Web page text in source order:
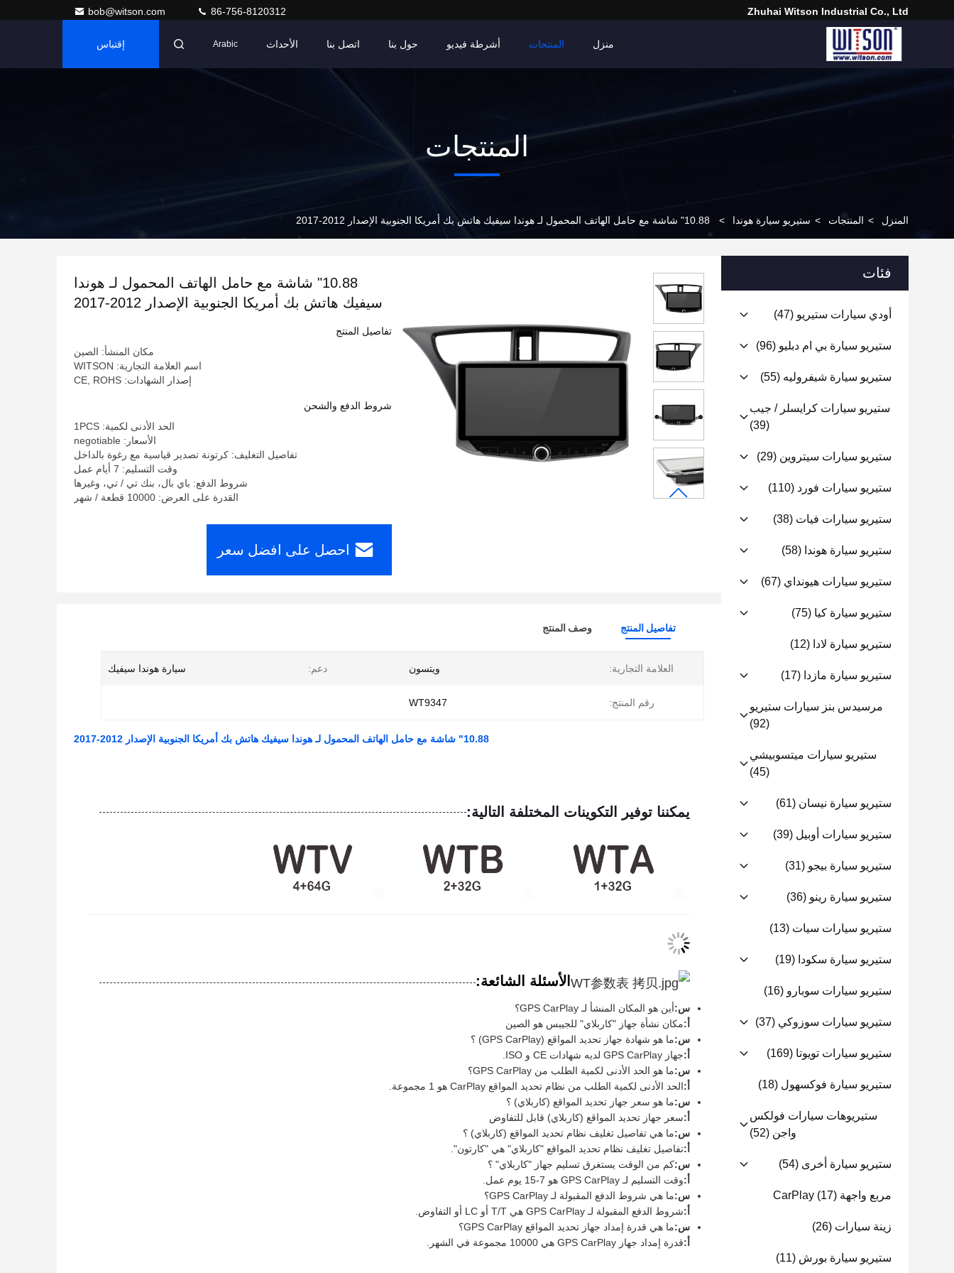
Zhuhai Witson Industrial Co., Ltd
bob@witson.com 86-756-8120312
منزل المنتجات أشرطة فيديو حول بنا اتصل بنا الأحداث Arabic إقتباس
المنتجات
المنزل > المنتجات > ستيريو سيارة هوندا > 10.88" شاشة مع حامل الهاتف المحمول لـ هوندا سيفيك هاتش بك أمريكا الجنوبية الإصدار 2012-2017
فئات
أودي سيارات ستيريو (47)
ستيريو سيارة بي ام دبليو (96)
ستيريو سيارة شيفروليه (55)
ستيريو سيارات كرايسلر / جيب
(39)
ستيريو سيارات سيتروين (29)
ستيريو سيارات فورد (110)
ستيريو سيارات فيات (38)
ستيريو سيارة هوندا (58)
ستيريو سيارات هيونداي (67)
ستيريو سيارة كيا (75)
ستيريو سيارة لادا (12)
ستيريو سيارة مازدا (17)
مرسيدس بنز سيارات ستيريو
(92)
ستيريو سيارات ميتسوبيشي
(45)
ستيريو سيارة نيسان (61)
ستيريو سيارات أوبيل (39)
ستيريو سيارة بيجو (31)
ستيريو سيارة رينو (36)
ستيريو سيارات سيات (13)
ستيريو سيارة سكودا (19)
ستيريو سيارات سوبارو (16)
ستيريو سيارات سوزوكي (37)
ستيريو سيارات تويوتا (169)
ستيريو سيارة فوكسهول (18)
ستيريوهات سيارات فولكس
واجن (52)
ستيريو سيارة أخرى (54)
مربع واجهة CarPlay (17)
زينة سيارات (26)
ستيريو سيارة بورش (11)
10.88" شاشة مع حامل الهاتف المحمول لـ هوندا
سيفيك هاتش بك أمريكا الجنوبية الإصدار 2012-2017
تفاصيل المنتج
مكان المنشأ: الصين
اسم العلامة التجارية: WITSON
إصدار الشهادات: CE, ROHS
شروط الدفع والشحن
الحد الأدنى لكمية: 1PCS
الأسعار: negotiable
تفاصيل التغليف: كرتونة تصدير قياسية مع رغوة بالداخل
وقت التسليم: 7 أيام عمل
شروط الدفع: باي بال، بنك تي / تي، وغيرها
القدرة على العرض: 10000 قطعة / شهر
احصل على افضل سعر
تفاصيل المنتج وصف المنتج
العلامة التجارية: ويتسون دعم: سيارة هوندا سيفيك
رقم المنتج: WT9347
10.88" شاشة مع حامل الهاتف المحمول لـ هوندا سيفيك هاتش بك أمريكا الجنوبية الإصدار 2012-2017
يمكننا توفير التكوينات المختلفة التالية:
الأسئلة الشائعة:
س:أين هو المكان المنشأ لـ GPS CarPlay؟
أ:مكان نشأة جهاز "كاربلاي" للجيبس هو الصين
س:ما هو شهادة جهاز تحديد المواقع (GPS CarPlay) ؟
أ:جهاز GPS CarPlay لديه شهادات CE و ISO.
س:ما هو الحد الأدنى لكمية الطلب من GPS CarPlay؟
أ:الحد الأدنى لكمية الطلب من نظام تحديد المواقع CarPlay هو 1 مجموعة.
س:ما هو سعر جهاز تحديد المواقع (كاربلاي) ؟
أ:سعر جهاز تحديد المواقع (كاربلاي) قابل للتفاوض
س:ما هي تفاصيل تغليف نظام تحديد المواقع (كاربلاي) ؟
أ:تفاصيل تغليف نظام تحديد المواقع "كاربلاي" هي "كارتون".
س:كم من الوقت يستغرق تسليم جهاز "كاربلاي" ؟
أ:وقت التسليم لـ GPS CarPlay هو 7-15 يوم عمل.
س:ما هي شروط الدفع المقبولة لـ GPS CarPlay؟
أ:شروط الدفع المقبولة لـ GPS CarPlay هي T/T أو LC أو التفاوض.
س:ما هي قدرة إمداد جهاز تحديد المواقع GPS CarPlay؟
أ:قدرة إمداد جهاز GPS CarPlay هي 10000 مجموعة في الشهر.